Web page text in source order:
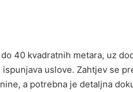
40 kvadratnih metara, uz
uslove. Zahtjev se
a potrebna je detaljna